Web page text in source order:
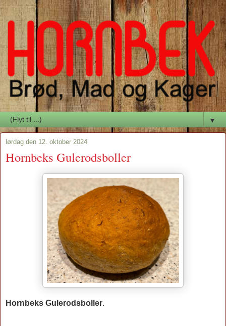
▼
lørdag den 12. oktober 2024
Hornbeks Gulerodsboller
Hornbeks Gulerodsboller.